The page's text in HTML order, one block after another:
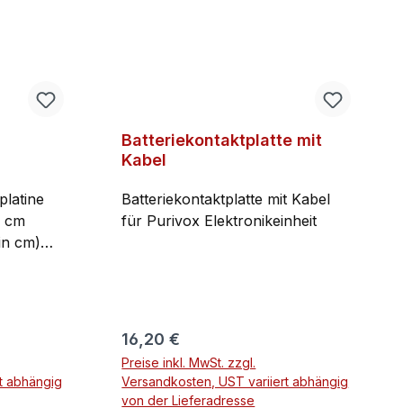
cm
cm)
abhängig
Batteriekontaktplatte mit
Kabel
Batteriekontaktplatte mit Kabel
für Purivox Elektronikeinheit
Regulärer Preis:
16,20 €
Preise inkl. MwSt. zzgl.
Versandkosten, UST variiert abhängig
von der Lieferadresse